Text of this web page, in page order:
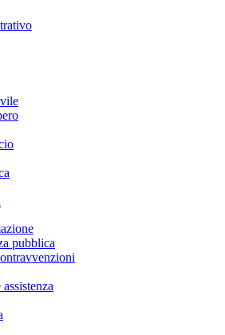
pubblica